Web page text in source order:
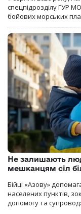
спецпідрозділу ГУР
бойових морських
Не залишають
мешканцям сіл
Бійці «Азову»
населених пунктів,
допомогу та